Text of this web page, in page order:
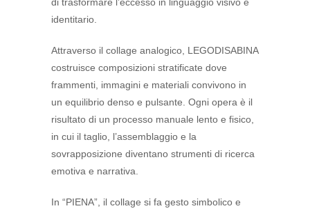
identitario.
Attraverso il collage analogico, LEGODISABINA
costruisce composizioni stratificate dove
frammenti, immagini e materiali convivono in
un equilibrio denso e pulsante. Ogni opera è il
risultato di un processo manuale lento e fisico,
in cui il taglio, l’assemblaggio e la
sovrapposizione diventano strumenti di ricerca
emotiva e narrativa.
In “PIENA”, il collage si fa gesto simbolico e